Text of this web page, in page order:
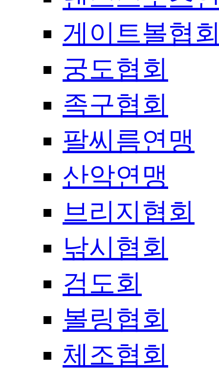
게이트볼협
궁도협회
족구협회
팔씨름연맹
산악연맹
브리지협회
낚시협회
검도회
볼링협회
체조협회